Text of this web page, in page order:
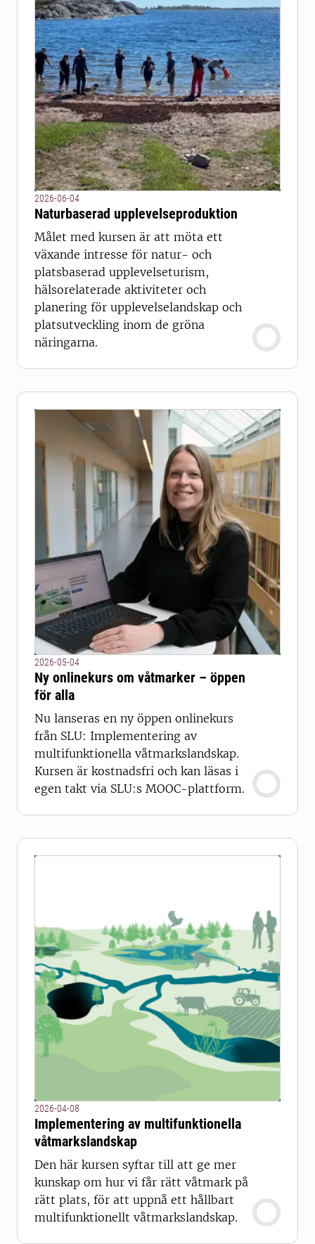
2026-06-04
Naturbaserad upplevelseproduktion
Målet med kursen är att möta ett
växande intresse för natur- och
platsbaserad upplevelseturism,
hälsorelaterade aktiviteter och
planering för upplevelselandskap och
platsutveckling inom de gröna
näringarna.
2026-05-04
Ny onlinekurs om våtmarker – öppen
för alla
Nu lanseras en ny öppen onlinekurs
från SLU: Implementering av
multifunktionella våtmarkslandskap.
Kursen är kostnadsfri och kan läsas i
egen takt via SLU:s MOOC-plattform.
2026-04-08
Implementering av multifunktionella
våtmarkslandskap
Den här kursen syftar till att ge mer
kunskap om hur vi får rätt våtmark på
rätt plats, för att uppnå ett hållbart
multifunktionellt våtmarkslandskap.